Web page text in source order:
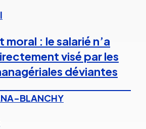
: le salarié n’a
visé par les
déviantes
BLANCHY